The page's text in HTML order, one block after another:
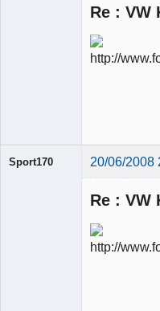
Re : VW
Sport170 20/06/2008
Re : VW